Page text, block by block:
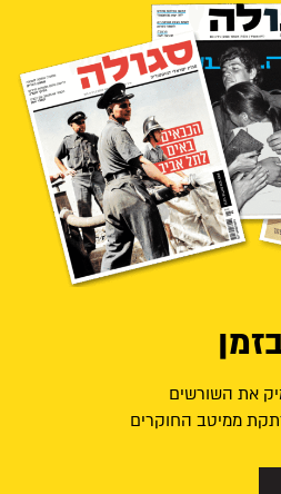
את השורשים
ממיטב החוקרים